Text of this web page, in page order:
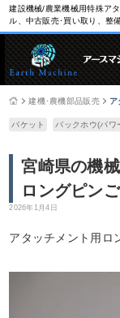
建設機械/農業機械用特殊ア
ル、中古販売･買い取り、整
建機･農機部品販売 ア
バケット バックホウ(パワ
宮崎県の機
ロングピン
2026年1月4日
アタッチメント用ロ